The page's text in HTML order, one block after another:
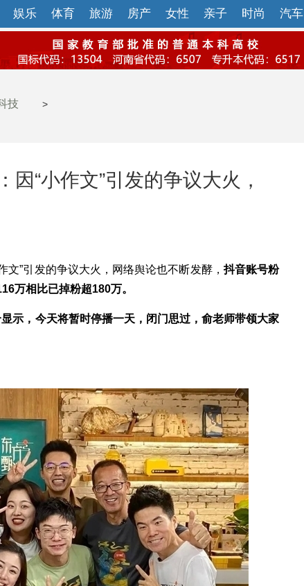
娱乐 体育 旅游 房产 女性 亲子 时尚 汽车
技 >
“小作文”引发的争议大火，
”引发的争议大火，网络舆论也不断发酵，抖音账号粉
万相比已掉粉超180万。
示，今天将暂时停播一天，闭门思过，俞老师带领大家